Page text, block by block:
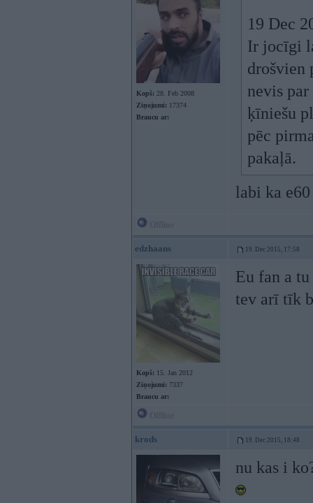
Kopš: 28. Feb 2008
Ziņojumi: 17374
Braucu ar:
19 Dec
Ir jocīgi
drošvien
nevis
ķīniešu
pēc
pakaļā.
labi ka
edzhaans 19. Dec 2015, 17:58
Kopš: 15. Jan 2012
Ziņojumi: 7337
Braucu ar:
Eu fan a
tev arī tīk
krods 19. Dec 2015, 18:48
nu kas i